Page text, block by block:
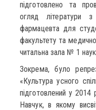
підготовлено та
огляд літератури
фармацевта для
факультету та
читальна зала № 1
Зокрема, було
«Культура усного
підготовлений у
Навчук, в якому